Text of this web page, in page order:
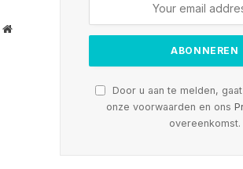
Website
Door u aan te melden,
onze voorwaarden en ons
overeenkomst.